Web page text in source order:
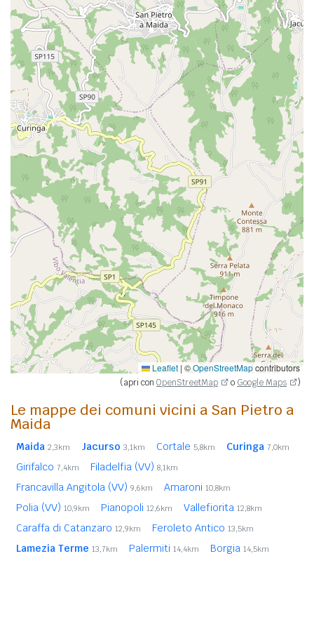
Leaflet | ©OpenStreetMapcontributors
(apri con OpenStreetMap o Google Maps )
Le mappe dei comuni vicini a San Pietro a
Maida
Maida 2,3km Jacurso 3,1km Cortale 5,8km Curinga 7,0km
Girifalco 7,4km Filadelfia (VV) 8,1km
Francavilla Angitola (VV) 9,6km Amaroni 10,8km
Polia (VV) 10,9km Pianopoli 12,6km Vallefiorita 12,8km
Caraffa di Catanzaro 12,9km Feroleto Antico 13,5km
Lamezia Terme 13,7km Palermiti 14,4km Borgia 14,5km